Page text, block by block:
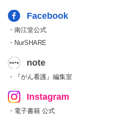
Facebook
・南江堂公式
・NurSHARE
note
・『がん看護』編集室
Instagram
・電子書籍 公式